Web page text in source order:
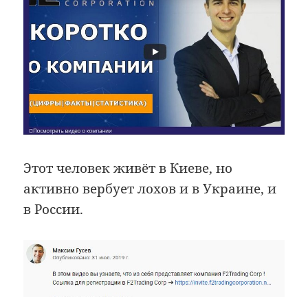
Этот человек живёт в Киеве, но
активно вербует лохов и в Украине, и
в России.